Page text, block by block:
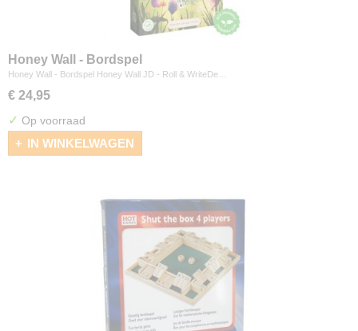
Honey Wall - Bordspel
Honey Wall - Bordspel Honey Wall JD - Roll & WriteDe…
€ 24,95
✓ Op voorraad
IN WINKELWAGEN